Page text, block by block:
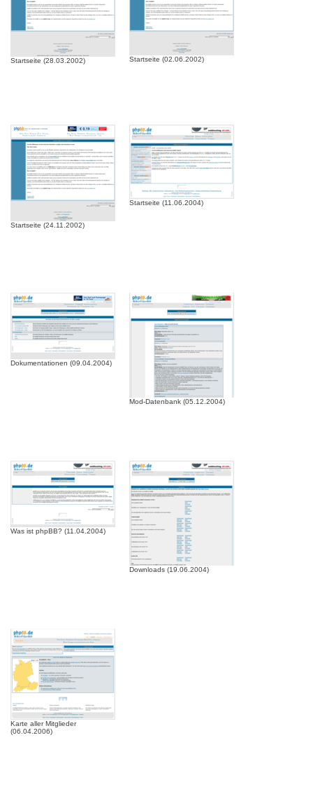
Startseite (28.03.2002) Startseite (02.06.2002)
Startseite (24.11.2002)
Startseite (11.06.2004)
Dokumentationen (09.04.2004)
Mod-Datenbank (05.12.2004)
Was ist phpBB? (11.04.2004)
Downloads (19.06.2004)
Karte aller Mitglieder
(06.04.2006)